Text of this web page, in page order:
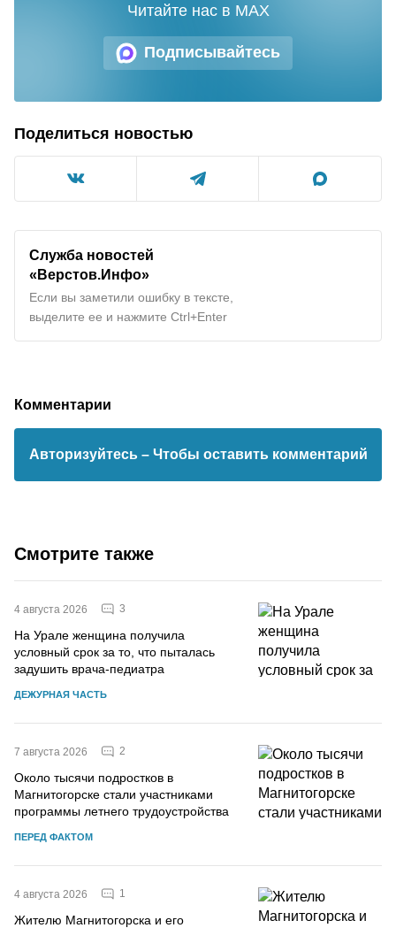
Подписывайтесь
Читайте нас в MAX
Поделиться новостью
Служба новостей
«Верстов.Инфо»
Если вы заметили ошибку в тексте,
выделите ее и нажмите Ctrl+Enter
Комментарии
Авторизуйтесь – Чтобы оставить комментарий
Смотрите также
4 августа 2026 3
На Урале женщина получила
условный срок за то, что пыталась
задушить врача-педиатра
ДЕЖУРНАЯ ЧАСТЬ
7 августа 2026 2
Около тысячи подростков в
Магнитогорске стали участниками
программы летнего трудоустройства
ПЕРЕД ФАКТОМ
4 августа 2026 1
Жителю Магнитогорска и его